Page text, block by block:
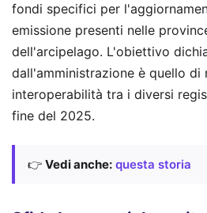
fondi specifici per
emissione presenti nelle
dell'arcipelago. L'obiettivo
dall'amministrazione è quello di
interoperabilità tra i diversi
fine del 2025.
👉 Vedi anche: questa storia